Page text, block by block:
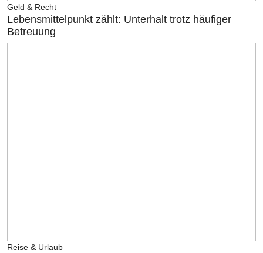
Geld & Recht
Lebensmittelpunkt zählt: Unterhalt trotz häufiger
Betreuung
Reise & Urlaub